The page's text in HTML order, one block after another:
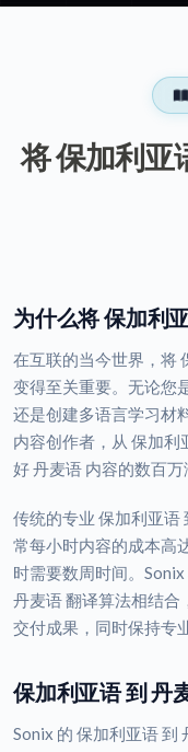
将 保加利亚
为什么将 保加利
在互联的当今世界，将
变得至关重要。无论您
还是创建多语言学习材
内容创作者，从 保加利
好 丹麦语 内容的数百万
传统的专业 保加利亚语
常每小时内容的成本高
时需要数周时间。
丹麦语 翻译算法相结
交付成果，同时保持专
保加利亚语 到 丹
Sonix 的 保加利亚语 到